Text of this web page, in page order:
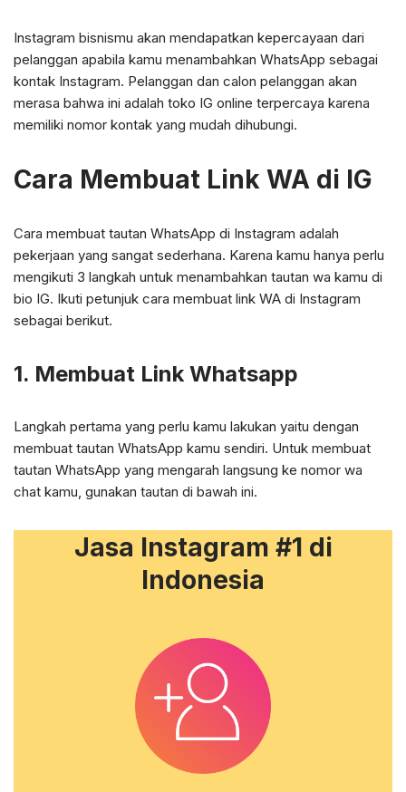
Instagram bisnismu akan mendapatkan kepercayaan dari
pelanggan apabila kamu menambahkan WhatsApp sebagai
kontak Instagram. Pelanggan dan calon pelanggan akan
merasa bahwa ini adalah toko IG online terpercaya karena
memiliki nomor kontak yang mudah dihubungi.
Cara Membuat Link WA di IG
Cara membuat tautan WhatsApp di Instagram adalah
pekerjaan yang sangat sederhana. Karena kamu hanya perlu
mengikuti 3 langkah untuk menambahkan tautan wa kamu di
bio IG. Ikuti petunjuk cara membuat link WA di Instagram
sebagai berikut.
1. Membuat Link Whatsapp
Langkah pertama yang perlu kamu lakukan yaitu dengan
membuat tautan WhatsApp kamu sendiri. Untuk membuat
tautan WhatsApp yang mengarah langsung ke nomor wa
chat kamu, gunakan tautan di bawah ini.
Jasa Instagram #1 di
Indonesia